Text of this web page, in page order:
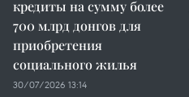
кредиты на сумму более
700 млрд донгов для
приобретения
социального жилья
30/07/2026 13:14